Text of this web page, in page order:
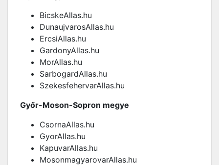
BicskeAllas.hu
DunaujvarosAllas.hu
ErcsiAllas.hu
GardonyAllas.hu
MorAllas.hu
SarbogardAllas.hu
SzekesfehervarAllas.hu
Győr-Moson-Sopron megye
CsornaAllas.hu
GyorAllas.hu
KapuvarAllas.hu
MosonmagyarovarAllas.hu